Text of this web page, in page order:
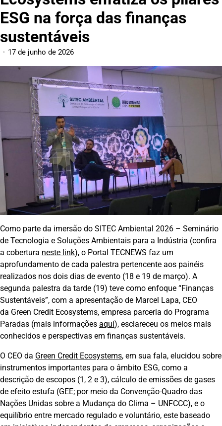
ESG na força das finanças
sustentáveis
17 de junho de 2026
Como parte da imersão do SITEC Ambiental 2026 – Seminário
de Tecnologia e Soluções Ambientais para a Indústria (confira
a cobertura neste link), o Portal TECNEWS faz um
aprofundamento de cada palestra pertencente aos painéis
realizados nos dois dias de evento (18 e 19 de março). A
segunda palestra da tarde (19) teve como enfoque “Finanças
Sustentáveis”, com a apresentação de Marcel Lapa, CEO
da Green Credit Ecosystems, empresa parceria do Programa
Paradas (mais informações aqui), esclareceu os meios mais
conhecidos e perspectivas em finanças sustentáveis.
O CEO da Green Credit Ecosystems, em sua fala, elucidou sobre
instrumentos importantes para o âmbito ESG, como a
descrição de escopos (1, 2 e 3), cálculo de emissões de gases
de efeito estufa (GEE; por meio da Convenção-Quadro das
Nações Unidas sobre a Mudança do Clima – UNFCCC), e o
equilíbrio entre mercado regulado e voluntário, este baseado